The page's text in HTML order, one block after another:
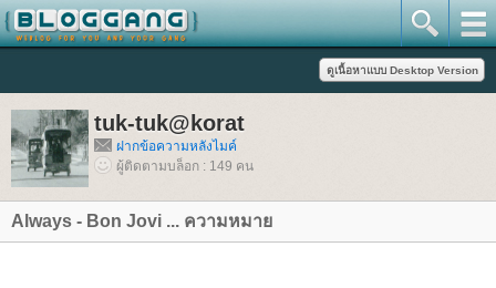
tuk-tuk@korat
ฝากข้อความหลังไมค์
ผู้ติดตามบล็อก : 149 คน
Always - Bon Jovi ... ความหมา